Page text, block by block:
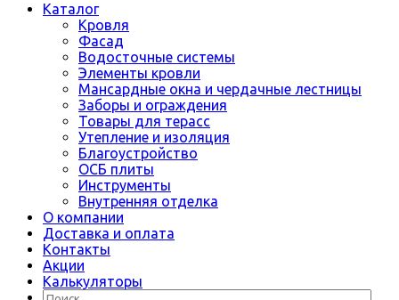
Каталог
Кровля
Фасад
Водосточные системы
Элементы кровли
Мансардные окна и чердачные лестницы
Заборы и ограждения
Товары для терасс
Утепление и изоляция
Благоустройство
ОСБ плиты
Инструменты
Внутренняя отделка
О компании
Доставка и оплата
Контакты
Акции
Калькуляторы